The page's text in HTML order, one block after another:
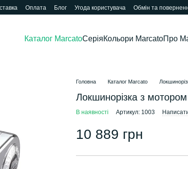
Оплата Блог Угода користувача Обмін та
Каталог MarcatoСеріяКольори MarcatoПро
Головна Каталог Marcato
Локшинорізка з
В наявності Артикул: 1003
10 889 грн